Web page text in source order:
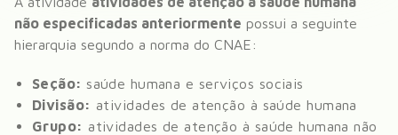
não especificadas anteriormente possui a seguinte
hierarquia segundo a norma do CNAE:
Seção: saúde humana e serviços sociais
Divisão: atividades de atenção à saúde humana
Grupo: atividades de atenção à saúde humana não